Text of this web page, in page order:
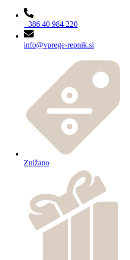
+386 40 984 220
info@vprege-repnik.si
Znižano